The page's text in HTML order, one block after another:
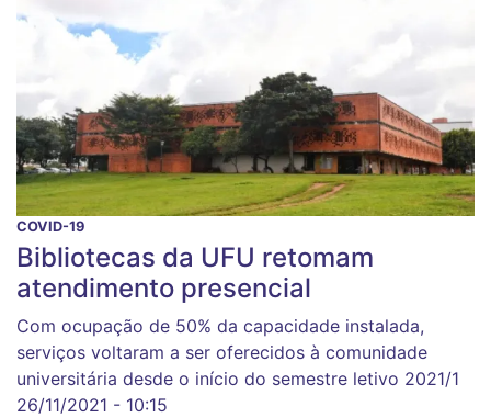
COVID-19
Bibliotecas da UFU retomam
atendimento presencial
Com ocupação de 50% da capacidade instalada,
serviços voltaram a ser oferecidos à comunidade
universitária desde o início do semestre letivo 2021/1
26/11/2021 - 10:15